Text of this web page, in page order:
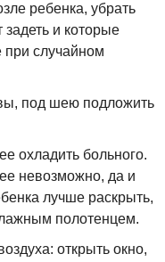
ребенка, убрать
и которые
при случайном
под шею подложить
охладить больного.
невозможно, да и
лучше раскрыть,
полотенцем.
открыть окно,